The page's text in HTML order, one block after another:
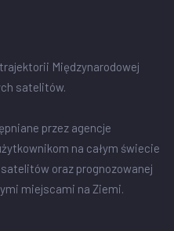
Międzynarodowej
satelitów.
przez agencje
na całym świecie
oraz prognozowanej
miejscami na Ziemi.